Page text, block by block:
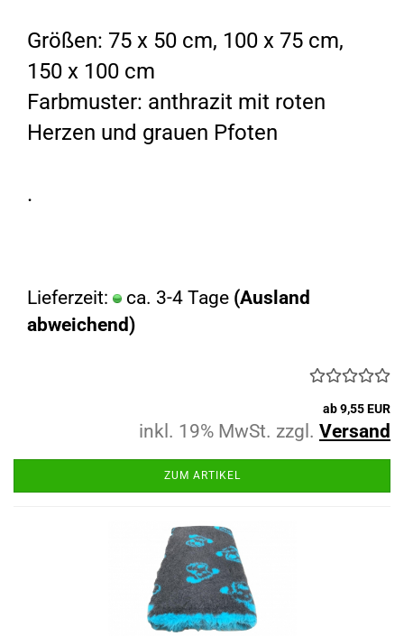
Größen: 75 x 50 cm, 100 x 75 cm,
150 x 100 cm
Farbmuster: anthrazit mit roten
Herzen und grauen Pfoten
.
Lieferzeit: ca. 3-4 Tage (Ausland
abweichend)
ab 9,55 EUR
inkl. 19% MwSt. zzgl. Versand
ZUM ARTIKEL